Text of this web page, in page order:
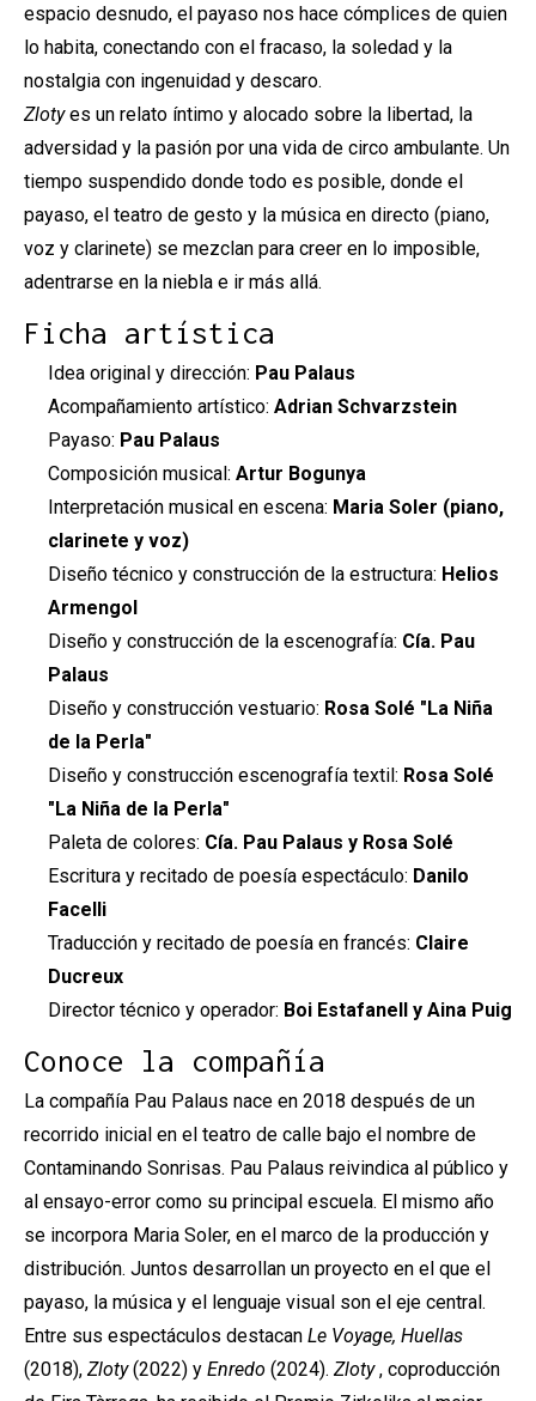
espacio desnudo, el payaso nos hace cómplices de quien
lo habita, conectando con el fracaso, la soledad y la
nostalgia con ingenuidad y descaro.
Zlotyes un relato íntimo y alocado sobre la libertad, la
adversidad y la pasión por una vida de circo ambulante. Un
tiempo suspendido donde todo es posible, donde el
payaso, el teatro de gesto y la música en directo (piano,
voz y clarinete) se mezclan para creer en lo imposible,
adentrarse en la niebla e ir más allá.
Ficha artística
Idea original y dirección: Pau Palaus
Acompañamiento artístico: Adrian Schvarzstein
Payaso: Pau Palaus
Composición musical: Artur Bogunya
Interpretación musical en escena: Maria Soler (piano,
clarinete y voz)
Diseño técnico y construcción de la estructura: Helios
Armengol
Diseño y construcción de la escenografía: Cía. Pau
Palaus
Diseño y construcción vestuario: Rosa Solé "La Niña
de la Perla"
Diseño y construcción escenografía textil: Rosa Solé
"La Niña de la Perla"
Paleta de colores: Cía. Pau Palaus y Rosa Solé
Escritura y recitado de poesía espectáculo: Danilo
Facelli
Traducción y recitado de poesía en francés: Claire
Ducreux
Director técnico y operador: Boi Estafanell y Aina Puig
Conoce la compañía
La compañía Pau Palaus nace en 2018 después de un
recorrido inicial en el teatro de calle bajo el nombre de
Contaminando Sonrisas. Pau Palaus reivindica al público y
al ensayo-error como su principal escuela. El mismo año
se incorpora Maria Soler, en el marco de la producción y
distribución. Juntos desarrollan un proyecto en el que el
payaso, la música y el lenguaje visual son el eje central.
Entre sus espectáculos destacan Le Voyage, Huellas
(2018), Zloty(2022) y Enredo (2024). Zloty, coproducción